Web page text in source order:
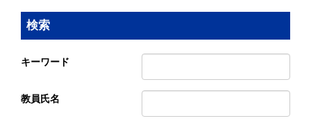
検索
キーワード
教員氏名